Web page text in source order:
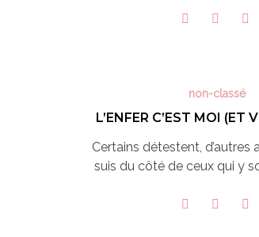
non-classé
L’ENFER C’EST MOI (ET
Certains détestent, d’autres
suis du côté de ceux qui y